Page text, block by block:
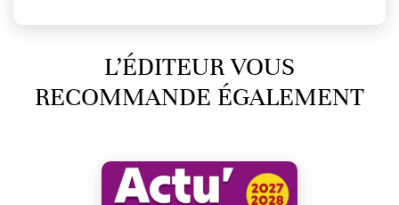
L’ÉDITEUR VOUS
RECOMMANDE ÉGALEMENT